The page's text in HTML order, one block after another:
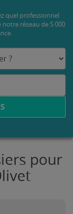
quel professionnel
notre réseau de 5 000
pour